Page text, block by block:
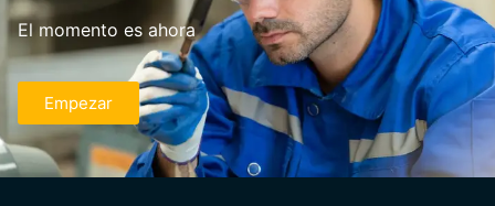
El momento es ahora
Empezar